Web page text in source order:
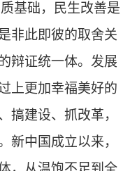
基础，民生改善是
非此即彼的取舍关
辩证统一体。发展
上更加幸福美好的
搞建设、抓改革，
新中国成立以来，